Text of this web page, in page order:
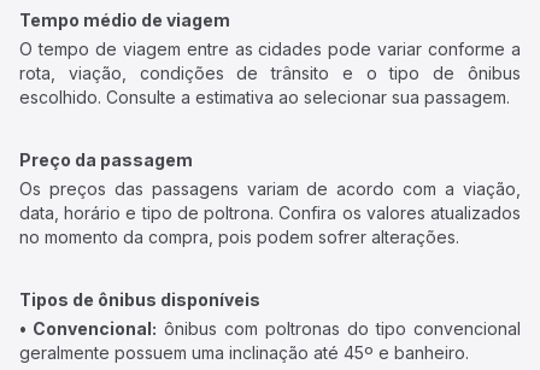
Tempo médio de viagem
O tempo de viagem entre as cidades pode variar conforme a
rota, viação, condições de trânsito e o tipo de ônibus
escolhido. Consulte a estimativa ao selecionar sua passagem.
Preço da passagem
Os preços das passagens variam de acordo com a viação,
data, horário e tipo de poltrona. Confira os valores atualizados
no momento da compra, pois podem sofrer alterações.
Tipos de ônibus disponíveis
• Convencional: ônibus com poltronas do tipo convencional
geralmente possuem uma inclinação até 45º e banheiro.